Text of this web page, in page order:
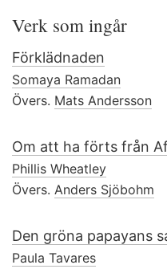
Verk som ingår
Förklädnaden
Somaya Ramadan
Övers. Mats Andersson
Om att ha förts från
Phillis Wheatley
Övers. Anders Sjöbohm
Den gröna papayans
Paula Tavares